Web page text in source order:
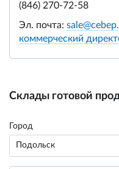
(846) 270-72-58
Эл. почта:
коммерческий
Склады готовой
Город
Подольск